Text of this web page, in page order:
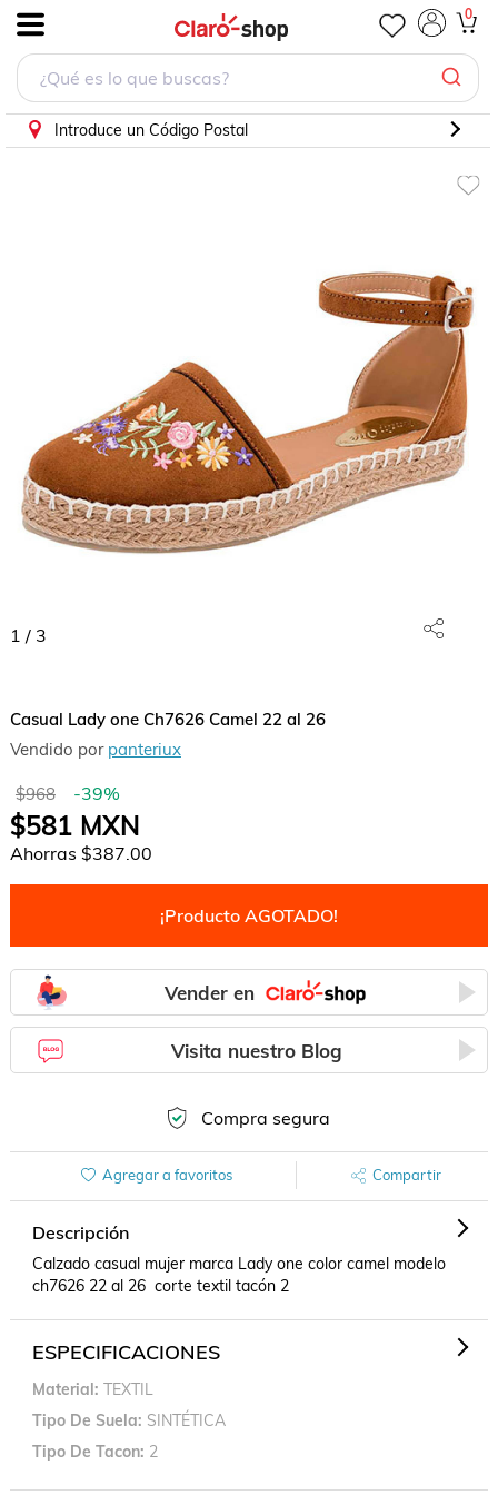
0
Introduce un Código Postal
1 / 3
Casual Lady one Ch7626 Camel 22 al 26
Vendido por panteriux
$968 -39%
$581MXN
Ahorras $387.00
¡Producto AGOTADO!
Vender en
Visita nuestro Blog
Compra segura
Agregar a favoritos Compartir
Descripción
Calzado casual mujer marca Lady one color camel modelo
ch7626 22 al 26  corte textil tacón 2
ESPECIFICACIONES
Material TEXTIL
Tipo De Suela SINTÉTICA
Tipo De Tacon 2
Casual Lady one Ch7626 Camel 22 al 26